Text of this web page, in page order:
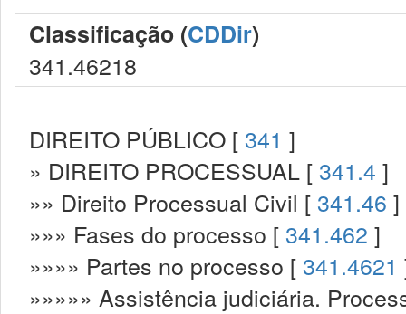
Classificação (CDDir)
341.46218
DIREITO PÚBLICO [ 341 ]
» DIREITO PROCESSUAL [ 341.4 ]
»» Direito Processual Civil [ 341.46 ]
»»» Fases do processo [ 341.462 ]
»»»» Partes no processo [ 341.4621
»»»»» Assistência judiciária.